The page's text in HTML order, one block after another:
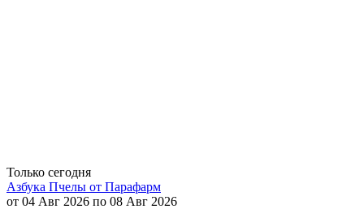
Только сегодня
Азбука Пчелы от Парафарм
от 04 Авг 2026 по 08 Авг 2026